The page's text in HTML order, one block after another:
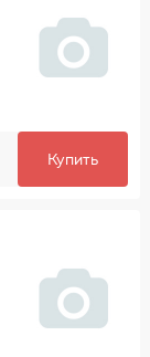
Купить